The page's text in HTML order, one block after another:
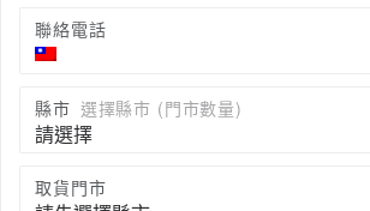
聯絡電話
縣市 選擇縣市 (門市數量)
取貨門市